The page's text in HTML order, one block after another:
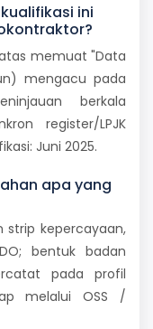
ini
memuat "Data
mengacu pada
berkala
register/LPJK
Juni 2025.
apa yang
strip kepercayaan,
bentuk badan
pada profil
melalui OSS /